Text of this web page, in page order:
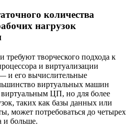
количества
нагрузок
творческого подхода к
и виртуализации
его вычислительные
виртуальных машин
ЦП, но для более
таких как базы данных или
может потребоваться до четырех
и больше.